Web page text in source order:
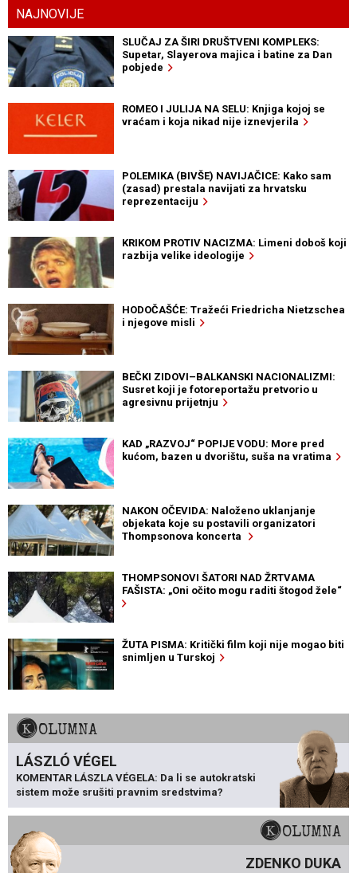
NAJNOVIJE
SLUČAJ ZA ŠIRI DRUŠTVENI KOMPLEKS:
Supetar, Slayerova majica i batine za Dan
pobjede
ROMEO I JULIJA NA SELU: Knjiga kojoj se
vraćam i koja nikad nije iznevjerila
POLEMIKA (BIVŠE) NAVIJAČICE: Kako sam
(zasad) prestala navijati za hrvatsku
reprezentaciju
KRIKOM PROTIV NACIZMA: Limeni doboš koji
razbija velike ideologije
HODOČAŠĆE: Tražeći Friedricha Nietzschea
i njegove misli
BEČKI ZIDOVI–BALKANSKI NACIONALIZMI:
Susret koji je fotoreportažu pretvorio u
agresivnu prijetnju
KAD „RAZVOJ“ POPIJE VODU: More pred
kućom, bazen u dvorištu, suša na vratima
NAKON OČEVIDA: Naloženo uklanjanje
objekata koje su postavili organizatori
Thompsonova koncerta
THOMPSONOVI ŠATORI NAD ŽRTVAMA
FAŠISTA: „Oni očito mogu raditi štogod žele“
ŽUTA PISMA: Kritički film koji nije mogao biti
snimljen u Turskoj
KOLUMNA
LÁSZLÓ VÉGEL
KOMENTAR LÁSZLA VÉGELA: Da li se autokratski
sistem može srušiti pravnim sredstvima?
KOLUMNA
ZDENKO DUKA